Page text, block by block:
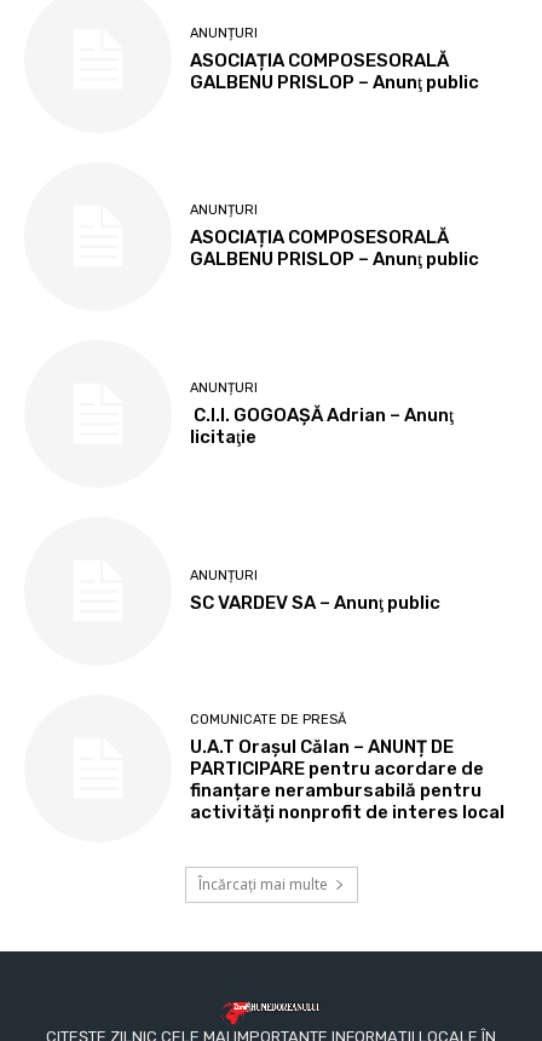
ANUNȚURI
ASOCIAȚIA COMPOSESORALĂ
GALBENU PRISLOP – Anunţ public
ANUNȚURI
ASOCIAȚIA COMPOSESORALĂ
GALBENU PRISLOP – Anunţ public
ANUNȚURI
C.I.I. GOGOAŞĂ Adrian – Anunţ
licitaţie
ANUNȚURI
SC VARDEV SA – Anunţ public
COMUNICATE DE PRESĂ
U.A.T Orașul Călan – ANUNȚ DE
PARTICIPARE pentru acordare de
finanțare nerambursabilă pentru
activități nonprofit de interes local
Încărcați mai multe
CITEȘTE ZILNIC CELE MAI IMPORTANTE INFORMAȚII LOCALE ÎN